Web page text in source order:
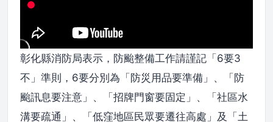
彰化縣消防局表示，防颱整備工作請謹記「6要3
不」準則，6要分別為「防災用品要準備」、「防
颱訊息要注意」、「招牌門窗要固定」、「社區水
溝要疏通」、「低窪地區民眾要遷往高處」及「土